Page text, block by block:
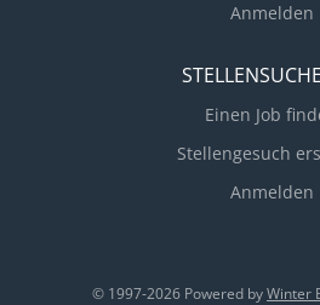
Anmelden
Einen Job
Stellengesuch
Anmelden
© 1997-2026 Powered byWinter